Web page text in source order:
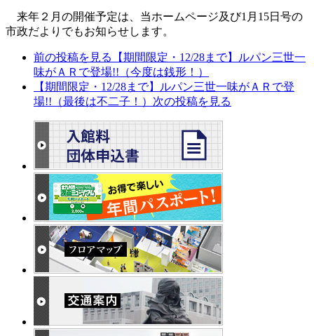
来年２月の開催予定は、当ホームページ及び1月15日号の
市政だよりでもお知らせします。
前の投稿を見る
【期間限定・12/28まで】ルパン三世一
味がＡＲで登場!!（今度は銭形！）
【期間限定・12/28まで】ルパン三世一味がＡＲで登
場!!（最後は不二子！） 次の投稿を見る